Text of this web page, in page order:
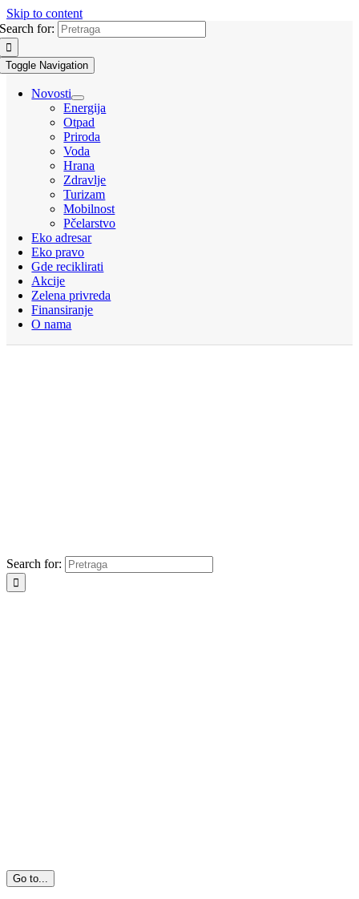
Skip to content
Search for:
Toggle Navigation
Novosti
Energija
Otpad
Priroda
Voda
Hrana
Zdravlje
Turizam
Mobilnost
Pčelarstvo
Eko adresar
Eko pravo
Gde reciklirati
Akcije
Zelena privreda
Finansiranje
O nama
Search for:
Go to...